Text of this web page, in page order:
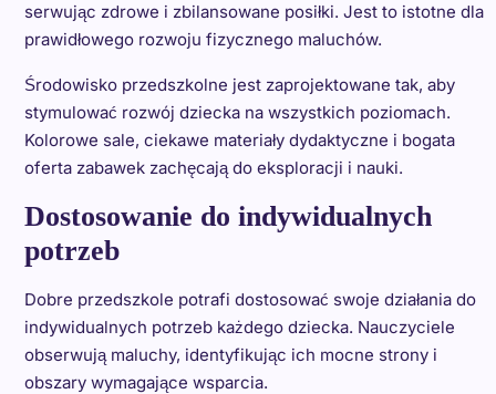
serwując zdrowe i zbilansowane posiłki. Jest to istotne dla
prawidłowego rozwoju fizycznego maluchów.
Środowisko przedszkolne jest zaprojektowane tak, aby
stymulować rozwój dziecka na wszystkich poziomach.
Kolorowe sale, ciekawe materiały dydaktyczne i bogata
oferta zabawek zachęcają do eksploracji i nauki.
Dostosowanie do indywidualnych
potrzeb
Dobre przedszkole potrafi dostosować swoje działania do
indywidualnych potrzeb każdego dziecka. Nauczyciele
obserwują maluchy, identyfikując ich mocne strony i
obszary wymagające wsparcia.